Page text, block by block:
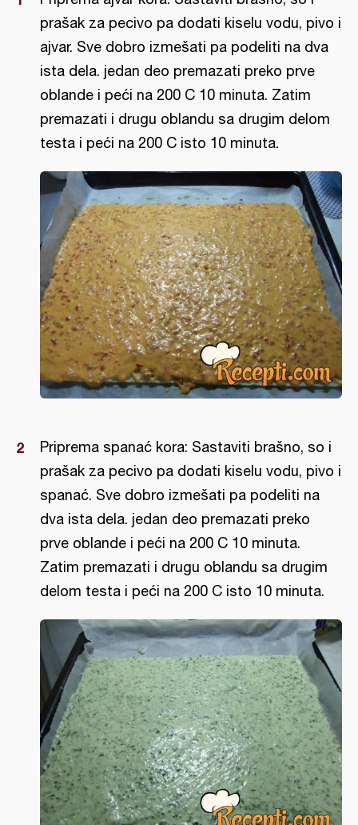
prašak za pecivo pa dodati kiselu vodu, pivo i
ajvar. Sve dobro izmešati pa podeliti na dva
ista dela. jedan deo premazati preko prve
oblande i peći na 200 C 10 minuta. Zatim
premazati i drugu oblandu sa drugim delom
testa i peći na 200 C isto 10 minuta.
Priprema spanać kora: Sastaviti brašno, so i
prašak za pecivo pa dodati kiselu vodu, pivo i
spanać. Sve dobro izmešati pa podeliti na
dva ista dela. jedan deo premazati preko
prve oblande i peći na 200 C 10 minuta.
Zatim premazati i drugu oblandu sa drugim
delom testa i peći na 200 C isto 10 minuta.